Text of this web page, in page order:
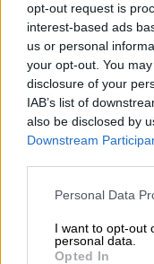
opt-out request is
interest-based ads
us or personal
your opt-out. You
disclosure of your
IAB’s list of
also be disclosed by
Downstream
Please note that this
not limited to your
grant or deny
Personal Data
I want to opt-out
personal data.
Opted In
5133065.jpg
Eurokinissi/Μεγάλος
Σε καμία
βάψιμο του
όλο αυτό
«Επρεπε όμως